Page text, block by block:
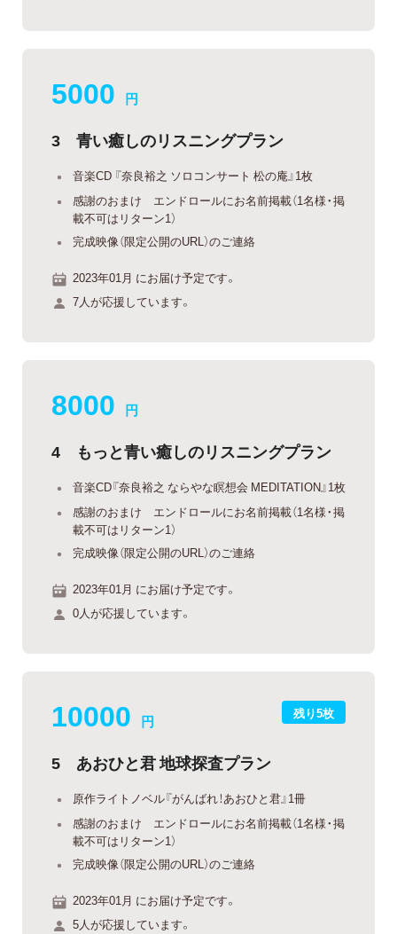
5000 円
3 青い癒しのリスニングプラン
音楽CD 『奈良裕之 ソロコンサート 松の庵』1枚
感謝のおまけ エンドロールにお名前掲載（1名様・掲
載不可はリターン1）
完成映像（限定公開のURL）のご連絡
2023年01月 にお届け予定です。
7人が応援しています。
8000 円
4 もっと青い癒しのリスニングプラン
音楽CD『奈良裕之 ならやな瞑想会 MEDITATION』1枚
感謝のおまけ エンドロールにお名前掲載（1名様・掲
載不可はリターン1）
完成映像（限定公開のURL）のご連絡
2023年01月 にお届け予定です。
0人が応援しています。
残り5枚
10000 円
5 あおひと君 地球探査プラン
原作ライトノベル『がんばれ！あおひと君』1冊
感謝のおまけ エンドロールにお名前掲載（1名様・掲
載不可はリターン1）
完成映像（限定公開のURL）のご連絡
2023年01月 にお届け予定です。
5人が応援しています。